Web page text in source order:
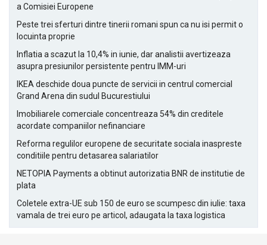
a Comisiei Europene
Peste trei sferturi dintre tinerii romani spun ca nu isi permit o
locuinta proprie
Inflatia a scazut la 10,4% in iunie, dar analistii avertizeaza
asupra presiunilor persistente pentru IMM-uri
IKEA deschide doua puncte de servicii in centrul comercial
Grand Arena din sudul Bucurestiului
Imobiliarele comerciale concentreaza 54% din creditele
acordate companiilor nefinanciare
Reforma regulilor europene de securitate sociala inaspreste
conditiile pentru detasarea salariatilor
NETOPIA Payments a obtinut autorizatia BNR de institutie de
plata
Coletele extra-UE sub 150 de euro se scumpesc din iulie: taxa
vamala de trei euro pe articol, adaugata la taxa logistica